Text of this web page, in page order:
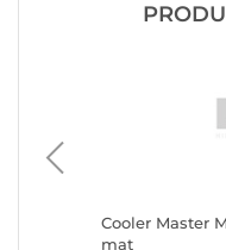
Cooler Master
mat